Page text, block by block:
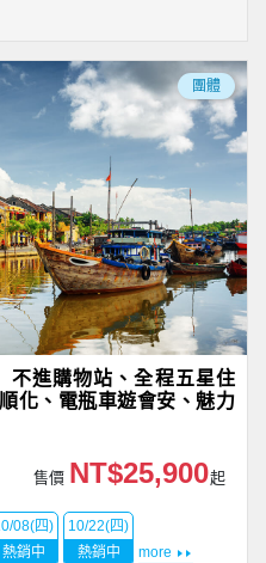
團體
不進購物站、全程五星住
化、電瓶車遊會安、魅力
售價 NT$25,900起
08(四)
熱銷中
10/22(四)
熱銷中
more